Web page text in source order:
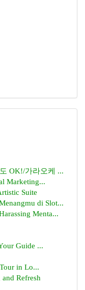
OK!/가라오케 ...
Marketing...
Suite
di Slot...
Menta...
Guide ...
in Lo...
and Refresh